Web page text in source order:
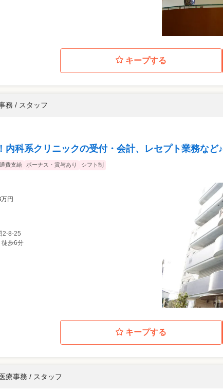
キープする
務 / スタッフ
科系クリニックの受付・会計、レセプト業務など♪
費支給 ボーナス・賞与あり シフト制
万円
2-8-25
徒歩6分
キープする
医療事務 / スタッフ